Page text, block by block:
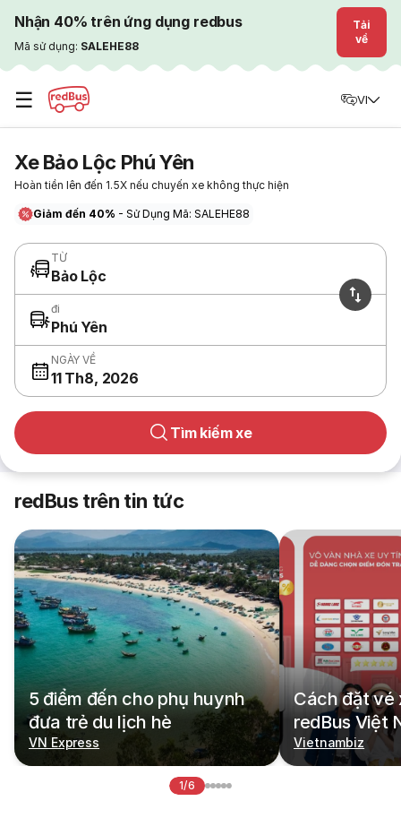
Nhận 40% trên ứng dụng redbus
Mã sử dụng: SALEHE88
Tải
về
☰ VI
Xe Bảo Lộc Phú Yên
Hoàn tiền lên đến 1.5X nếu chuyến xe không thực hiện
Giảm đến 40% - Sử Dụng Mã: SALEHE88
TỪ
Bảo Lộc
đi
Phú Yên
NGÀY VỀ
11 Th8, 2026
Tìm kiếm xe
redBus trên tin tức
5 điểm đến cho phụ huynh
đưa trẻ du lịch hè
VN Express
Cách đặt vé
redBus Việt
Vietnambiz
1/6